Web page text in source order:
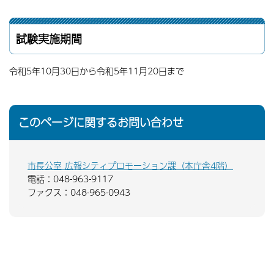
試験実施期間
令和5年10月30日から令和5年11月20日まで
このページに関するお問い合わせ
市長公室 広報シティプロモーション課（本庁舎4階）
電話：048-963-9117
ファクス：048-965-0943